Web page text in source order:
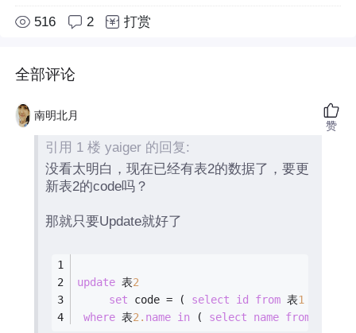
516 2 打赏
全部评论
南明北月
引用 1 楼 yaiger 的回复:
没看太明白，现在已经有表2的数据了，要更
新表2的code吗？
那就只要Update就好了
update 表2
set code = ( select id from 表1
where 表2. name in ( select name from
赞